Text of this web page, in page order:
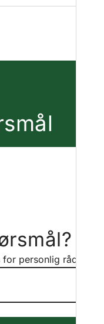
personlig råd.